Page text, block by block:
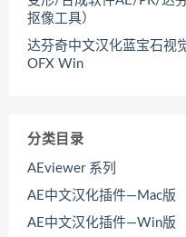
抠像工具）
达芬奇中文汉化蓝宝石视
OFX Win
分类目录
AEviewer 系列
AE中文汉化插件—Mac版
AE中文汉化插件—Win版